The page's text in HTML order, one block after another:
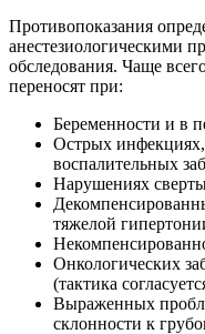
Противопоказания
анестезиологическими
обследования. Чаще
переносят при:
Беременности и в
Острых
воспалительных
Нарушениях
тяжелой
Онкологических
(тактика
Выраженных
склонности к